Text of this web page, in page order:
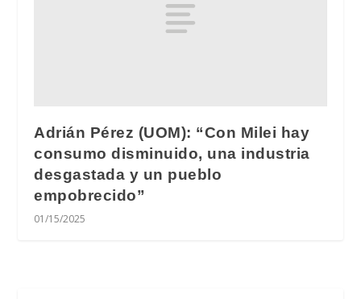
Adrián Pérez (UOM): “Con Milei hay
consumo disminuido, una industria
desgastada y un pueblo
empobrecido”
01/15/2025